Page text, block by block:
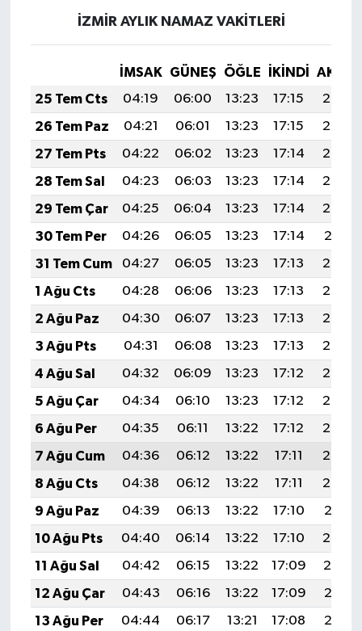
İZMİR AYLIK NAMAZ VAKITLERI
İMSAK GÜNEŞ ÖĞLE İKINDI
25 Tem Cts
04:19 06:00 13:23 17:15
20:36
26 Tem Paz
04:21 06:01 13:23 17:15
20:35
27 Tem Pts
04:22 06:02 13:23 17:14
20:34
28 Tem Sal
04:23 06:03 13:23 17:14
20:33
29 Tem Çar
04:25 06:04 13:23 17:14
20:32
30 Tem Per
04:26 06:05 13:23 17:14
20:31
31 Tem Cum
04:27 06:05 13:23 17:13
20:30
1 Ağu Cts
04:28 06:06 13:23 17:13
20:29
2 Ağu Paz
04:30 06:07 13:23 17:13
20:28
3 Ağu Pts
04:31 06:08 13:23 17:13
20:27
4 Ağu Sal
04:32 06:09 13:23 17:12
20:26
5 Ağu Çar
04:34 06:10 13:23 17:12
20:25
6 Ağu Per
04:35 06:11 13:22 17:12
20:24
7 Ağu Cum
04:36 06:12 13:22 17:11
20:23
8 Ağu Cts
04:38 06:12 13:22 17:11
20:22
9 Ağu Paz
04:39 06:13 13:22 17:10
20:21
10 Ağu Pts
04:40 06:14 13:22 17:10
20:20
11 Ağu Sal
04:42 06:15 13:22 17:09
20:19
12 Ağu Çar
04:43 06:16 13:22 17:09
20:17
13 Ağu Per
04:44 06:17 13:21 17:08
20:16